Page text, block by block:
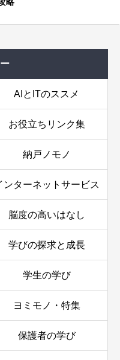
略
AIとITのススメ
お役立ちリンク集
納戸ノモノ
ンターネットサービス
脳度の高いはなし
学びの探求と成長
学生の学び
ヨミモノ・特集
保護者の学び
活者になろう！〜家